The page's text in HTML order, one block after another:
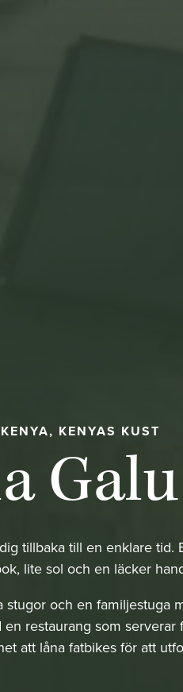
KENYAS KUST
Galu
tillbaka till en enklare tid.
lite sol och en läcker
och en familjestuga
restaurang som serverar
att låna fatbikes för att